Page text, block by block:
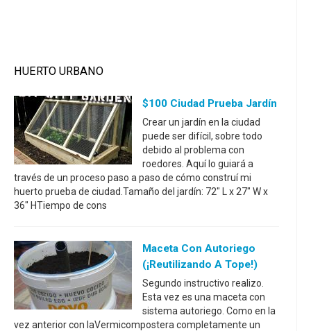
HUERTO URBANO
$100 Ciudad Prueba Jardín
Crear un jardín en la ciudad
puede ser difícil, sobre todo
debido al problema con
roedores. Aquí lo guiará a
través de un proceso paso a paso de cómo construí mi
huerto prueba de ciudad.Tamaño del jardín: 72" L x 27" W x
36" HTiempo de cons
Maceta Con Autoriego
(¡reutilizando A Tope!)
Segundo instructivo realizo.
Esta vez es una maceta con
sistema autoriego. Como en la
vez anterior con laVermicompostera completamente un